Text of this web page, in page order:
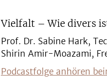
Vielfalt – Wie divers
Prof. Dr. Sabine Hark,
Shirin Amir-Moazami,
Podcastfolge anhören